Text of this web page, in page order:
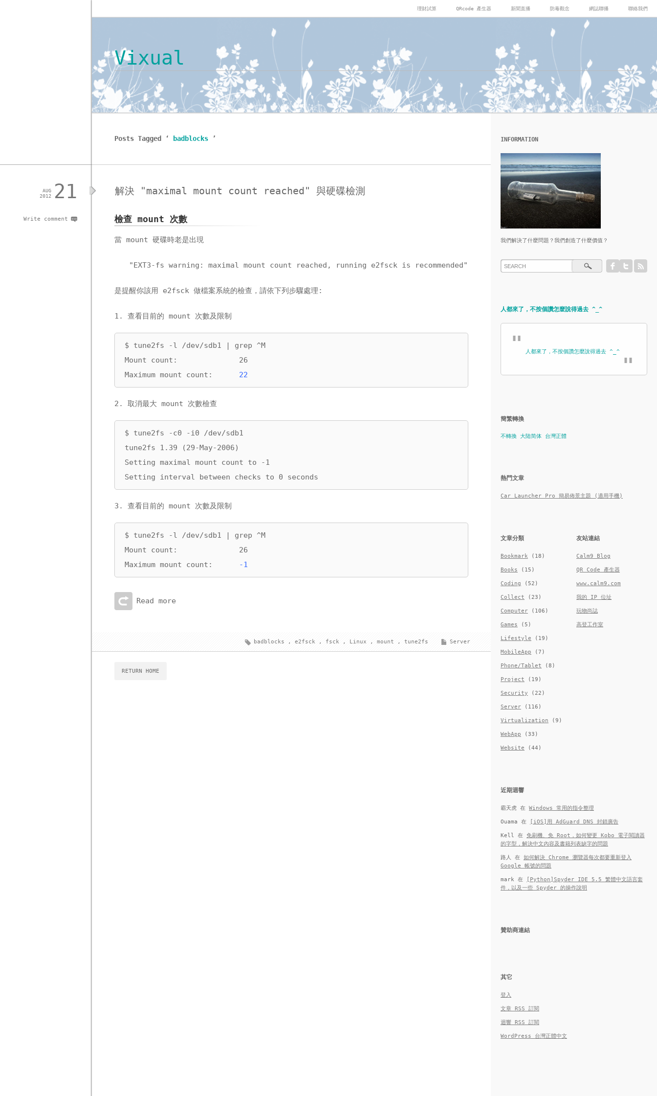
理財試算 QRcode 產生器 新聞直播 防毒觀念 網誌聯播 聯絡我們
Vixual
Posts Tagged ‘ badblocks ’
解決 "maximal mount count reached" 與硬碟檢測
檢查 mount 次數
當 mount 硬碟時老是出現
"EXT3-fs warning: maximal mount count reached, running e2fsck is recommended"
是提醒你該用 e2fsck 做檔案系統的檢查，請依下列步驟處理:
1. 查看目前的 mount 次數及限制
$ tune2fs -l /dev/sdb1 | grep ^M
Mount count:              26
Maximum mount count: 22
2. 取消最大 mount 次數檢查
$ tune2fs -c0 -i0 /dev/sdb1
tune2fs 1.39 (29-May-2006)
Setting maximal mount count to -1
Setting interval between checks to 0 seconds
3. 查看目前的 mount 次數及限制
$ tune2fs -l /dev/sdb1 | grep ^M
Mount count:              26
Maximum mount count: -1
Read more
Server
badblocks , e2fsck , fsck , Linux , mount , tune2fs
21
AUG
2012
Write comment
RETURN HOME
INFORMATION
我們解決了什麼問題？我們創造了什麼價值？
人都來了，不按個讚怎麼說得過去 ^_^
人都來了，不按個讚怎麼說得過去 ^_^
簡繁轉換
不轉換 大陆简体 台灣正體
熱門文章
Car Launcher Pro 簡易佈景主題 (適用手機)
文章分類
Bookmark (18)
Books (15)
Coding (52)
Collect (23)
Computer (106)
Games (5)
Lifestyle (19)
MobileApp (7)
Phone/Tablet (8)
Project (19)
Security (22)
Server (116)
Virtualization (9)
WebApp (33)
Website (44)
友站連結
Calm9 Blog
QR Code 產生器
www.calm9.com
我的 IP 位址
玩物尚誌
高登工作室
近期迴響
霸天虎 在 Windows 常用的指令整理
Ouama 在 [iOS]用 AdGuard DNS 封鎖廣告
Kell 在 免刷機、免 Root，如何變更 Kobo 電子閱讀器
的字型，解決中文內容及書籍列表缺字的問題
路人 在 如何解決 Chrome 瀏覽器每次都要重新登入
Google 帳號的問題
mark 在
[Python]Spyder IDE 5.5 繁體中文語言套
件，以及一些 Spyder 的操作說明
贊助商連結
其它
登入
文章 RSS 訂閱
迴響 RSS 訂閱
WordPress 台灣正體中文